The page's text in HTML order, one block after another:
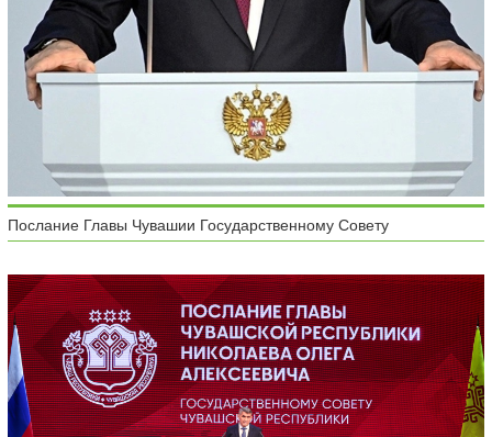
Послание Главы Чувашии Государственному Совету